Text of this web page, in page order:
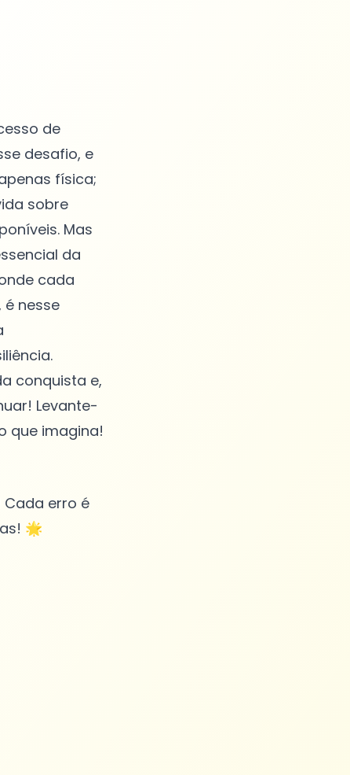
de
desafio, e
física;
sobre
Mas
da
cada
nesse
conquista e,
Levante-
erro é
🌟